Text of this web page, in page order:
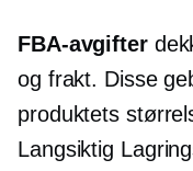
FBA-avgifter
og frakt. Disse
produktets
Langsiktig